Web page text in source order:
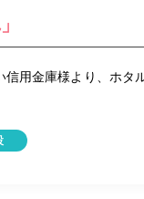
用金庫様より、ホタ